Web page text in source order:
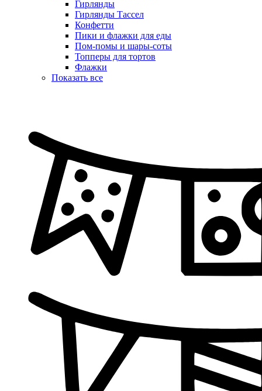
Гирлянды
Гирлянды Тассел
Конфетти
Пики и флажки для еды
Пом-помы и шары-соты
Топперы для тортов
Флажки
Показать все